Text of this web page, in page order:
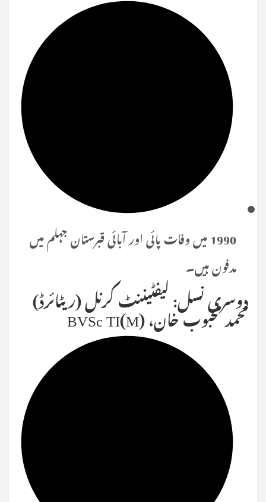
1990 میں وفات پائی اور آبائی قبرستان جہلم میں
مدفون ہیں۔
دوسری نسل: لیفٹیننٹ کرنل (ریٹائرڈ)
محمد محبوب خان، BVSc TI(M)